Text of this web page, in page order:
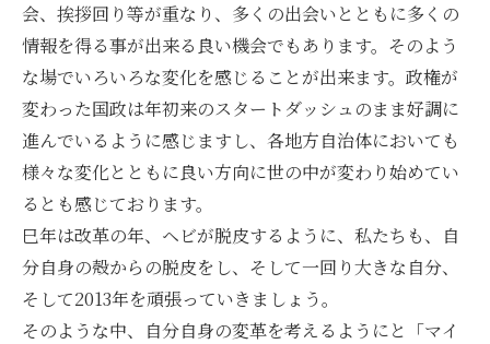
会、挨拶回り等が重なり、多くの出会いとともに多くの
情報を得る事が出来る良い機会でもあります。そのよう
な場でいろいろな変化を感じることが出来ます。政権が
変わった国政は年初来のスタートダッシュのまま好調に
進んでいるように感じますし、各地方自治体においても
様々な変化とともに良い方向に世の中が変わり始めてい
るとも感じております。
巳年は改革の年、ヘビが脱皮するように、私たちも、自
分自身の殻からの脱皮をし、そして一回り大きな自分、
そして2013年を頑張っていきましょう。
そのような中、自分自身の変革を考えるようにと「マイ